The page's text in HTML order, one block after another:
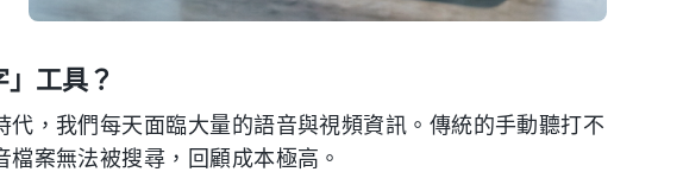
工具？
，我們每天面臨大量的語音與視頻資訊。傳統的手動聽打不
案無法被搜尋，回顧成本極高。